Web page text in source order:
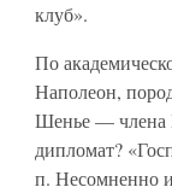
клуб».
По
Наполеон,
Шенье — члена
дипломат?
п. Несомненно